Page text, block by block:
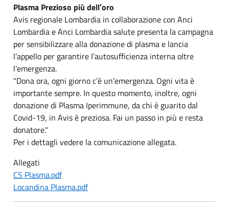
Plasma Prezioso più dell′oro
Avis regionale Lombardia in collaborazione con Anci
Lombardia e Anci Lombardia salute presenta la campagna
per sensibilizzare alla donazione di plasma e lancia
l’appello per garantire l’autosufficienza interna oltre
l’emergenza.
"Dona ora, ogni giorno c’è un’emergenza. Ogni vita è
importante sempre. In questo momento, inoltre, ogni
donazione di Plasma Iperimmune, da chi è guarito dal
Covid-19, in Avis è preziosa. Fai un passo in più e resta
donatore."
Per i dettagli vedere la comunicazione allegata.
Allegati
CS Plasma.pdf
Locandina Plasma.pdf